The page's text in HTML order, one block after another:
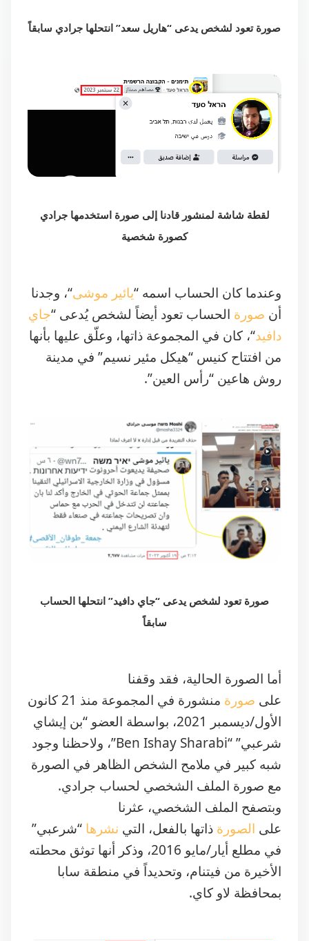
لقطة شاشة لمنشور قادنا إلى صورة استخدمها جرادي
دافيد“، كان في المجموعة ذاتها، وعلّق عليها بأنها
من افتتاح كنيس “هيكل مئير نسيم” في مدينة
روش هاعين “رأس العين”.
على
الأول/ديسمبر 2021، بواسطة العضو “بن إيشاي
شرعبي” “Ben Ishay Sharabi”، ولاحظنا وجود
شبه كبير في ملامح الشخص الظاهر في الصورة
مع صورة الملف الشخصي لحساب جرادي.
وبتصفح الملف الشخصي، عثرنا
علىالصورةذاتها بالفعل، التينشرها“شرعبي”
في مطلع أيار/مايو 2016، وذكر أنها توثق محطته
الأخيرة من فيتنام، وتحديداً في منطقة سابا
بمحافظة لاو كاي‏.